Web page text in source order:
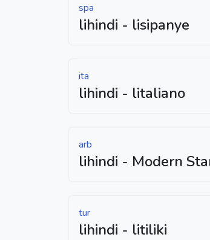
spa
lihindi - lisipanye
ita
lihindi - litaliano
arb
lihindi - Modern
tur
lihindi - litiliki